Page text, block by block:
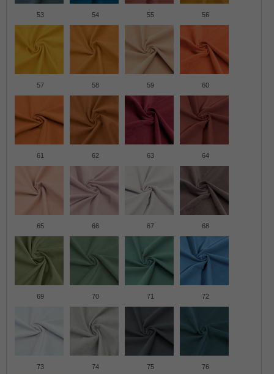
53 54 55 56
57 58 59 60
61 62 63 64
65 66 67 68
69 70 71 72
73 74 75 76